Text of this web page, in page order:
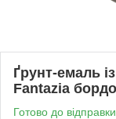
Ґрунт-емаль
Fantazia
Готово до відправки